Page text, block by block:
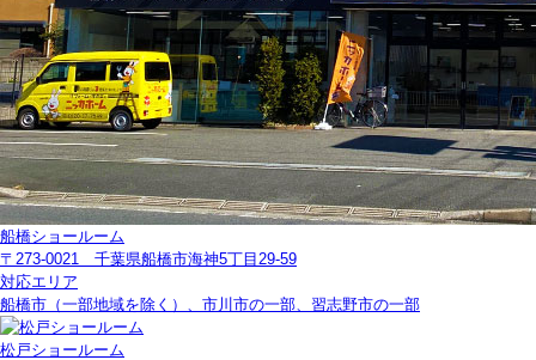
船橋ショールーム
〒273-0021 千葉県船橋市海神5丁目29-59
対応エリア
船橋市（一部地域を除く）、市川市の一部、習志野市の一部
松戸ショールーム